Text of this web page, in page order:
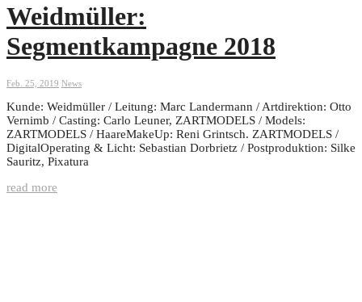
Weidmüller:
Segmentkampagne 2018
Feb. 25, 2019 News
Kunde: Weidmüller / Leitung: Marc Landermann / Artdirektion: Otto
Vernimb / Casting: Carlo Leuner, ZARTMODELS / Models:
ZARTMODELS / HaareMakeUp: Reni Grintsch. ZARTMODELS /
DigitalOperating & Licht: Sebastian Dorbrietz / Postproduktion: Silke
Sauritz, Pixatura
read more